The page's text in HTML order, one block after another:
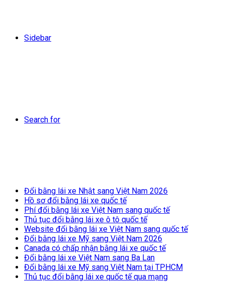
Sidebar
Search for
Đổi bằng lái xe Nhật sang Việt Nam 2026
Hồ sơ đổi bằng lái xe quốc tế
Phí đổi bằng lái xe Việt Nam sang quốc tế
Thủ tục đổi bằng lái xe ô tô quốc tế
Website đổi bằng lái xe Việt Nam sang quốc tế
Đổi bằng lái xe Mỹ sang Việt Nam 2026
Canada có chấp nhận bằng lái xe quốc tế
Đổi bằng lái xe Việt Nam sang Ba Lan
Đổi bằng lái xe Mỹ sang Việt Nam tại TPHCM
Thủ tục đổi bằng lái xe quốc tế qua mạng